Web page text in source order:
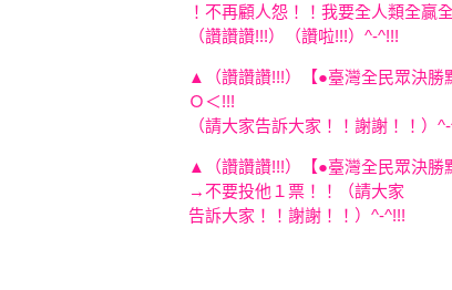
！不再顧人怨！！我要全人類全贏
（讚讚讚!!!）（讚啦!!!）^-^!!!
▲（讚讚讚!!!）【●臺灣全民眾決勝
Ｏ＜!!!
（請大家告訴大家！！謝謝！
▲（讚讚讚!!!）【●臺灣全民眾決勝
→不要投他１票！！（請大家
告訴大家！！謝謝！！）^-^!!!